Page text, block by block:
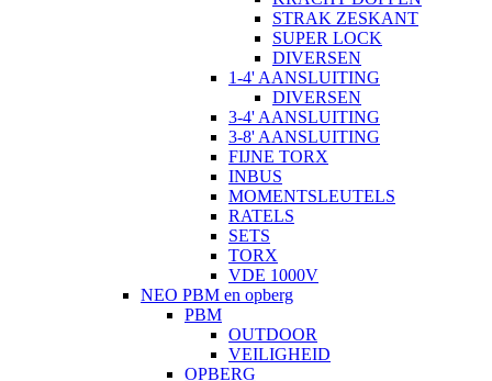
STRAK ZESKANT
SUPER LOCK
DIVERSEN
1-4' AANSLUITING
DIVERSEN
3-4' AANSLUITING
3-8' AANSLUITING
FIJNE TORX
INBUS
MOMENTSLEUTELS
RATELS
SETS
TORX
VDE 1000V
NEO PBM en opberg
PBM
OUTDOOR
VEILIGHEID
OPBERG